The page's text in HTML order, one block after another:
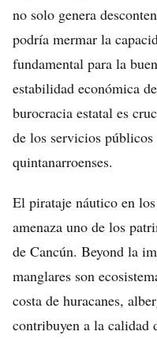
no solo genera
podría mermar la
fundamental para la
estabilidad económica
burocracia estatal es
de los servicios
quintanarroenses.
El pirataje náutico en
amenaza uno de los
de Cancún. Beyond la
manglares son
costa de huracanes,
contribuyen a la calidad